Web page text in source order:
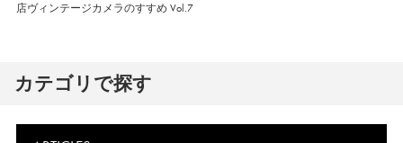
店ヴィンテージカメラのすすめ Vol.7
カテゴリで探す